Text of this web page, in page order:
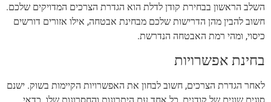
השלב הראשון בבחירת קודן לדלת הוא הגדרת הצרכים המדויקים שלכם.
חשוב להבין מהן הדרישות שלכם מבחינת אבטחה, אילו אזורים דורשים
כיסוי, ומהי רמת האבטחה הנדרשת.
בחינת אפשרויות
לאחר הגדרת הצרכים, חשוב לבחון את האפשרויות הקיימות בשוק. ישנם